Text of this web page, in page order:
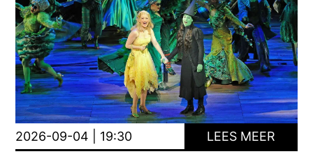
2026-09-04 | 19:30 LEES MEER